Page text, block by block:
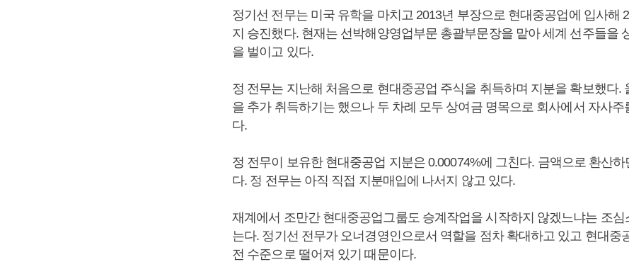
정기선 전무는 미국 유학을 마치고 2013년 부장으로 현대중공업에 입사해
지 승진했다. 현재는 선박해양영업부문 총괄부문장을 맡아 세계 선주들을
을 벌이고 있다.
정 전무는 지난해 처음으로 현대중공업 주식을 취득하며 지분을 확보했다.
을 추가 취득하기는 했으나 두 차례 모두 상여금 명목으로 회사에서 자사주
다.
정 전무이 보유한 현대중공업 지분은 0.00074%에 그친다. 금액으로 환산
다. 정 전무는 아직 직접 지분매입에 나서지 않고 있다.
재계에서 조만간 현대중공업그룹도 승계작업을 시작하지 않겠느냐는 조심
는다. 정기선 전무가 오너경영인으로서 역할을 점차 확대하고 있고 현대중
전 수준으로 떨어져 있기 때문이다.